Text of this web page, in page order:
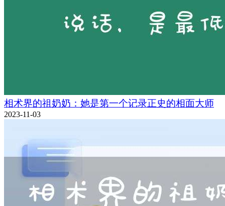
相术界的祖奶奶：她是第一个记录正史的相面大师
2023-11-03